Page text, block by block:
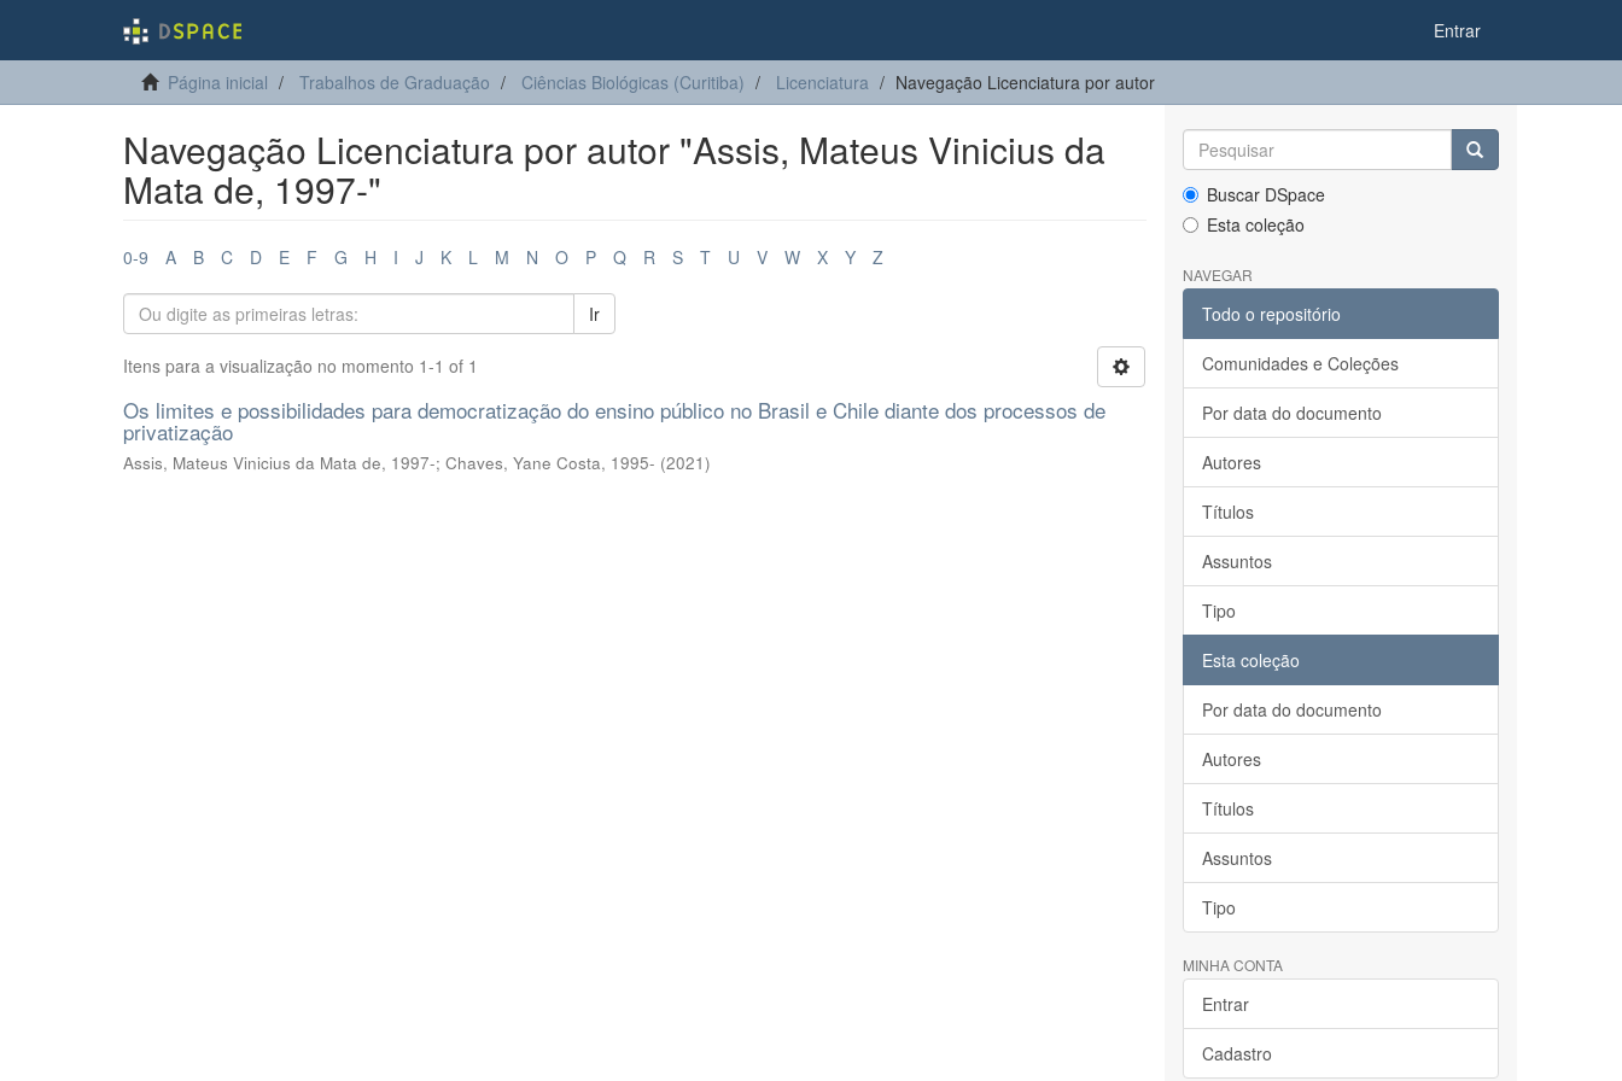
Entrar
Página inicial Trabalhos de Graduação Ciências Biológicas (Curitiba) Licenciatura Navegação Licenciatura por autor
Navegação Licenciatura por autor "Assis, Mateus Vinicius da
Mata de, 1997-"
0-9 A B C D E F G H I J K L M N O P Q R S T U V W X Y Z
Ir
Itens para a visualização no momento 1-1 of 1
Os limites e possibilidades para democratização do ensino público no Brasil e Chile diante dos processos de
privatização
Assis, Mateus Vinicius da Mata de, 1997-; Chaves, Yane Costa, 1995- (2021)
Buscar DSpace
Esta coleção
NAVEGAR
Todo o repositório
Comunidades e Coleções
Por data do documento
Autores
Títulos
Assuntos
Tipo
Esta coleção
Por data do documento
Autores
Títulos
Assuntos
Tipo
MINHA CONTA
Entrar
Cadastro